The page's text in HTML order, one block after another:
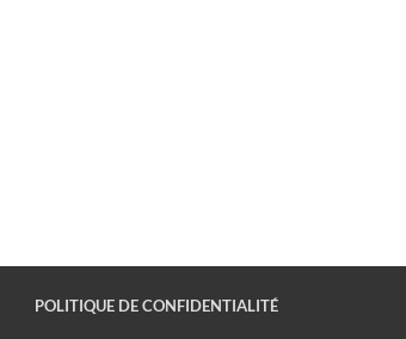
POLITIQUE DE CONFIDENTIALITÉ